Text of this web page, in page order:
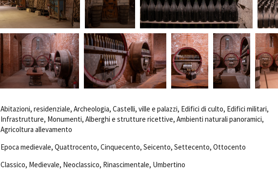
Abitazioni, residenziale, Archeologia, Castelli, ville e palazzi, Edifici di culto, Edifici militari,
Infrastrutture, Monumenti, Alberghi e strutture ricettive, Ambienti naturali panoramici,
Agricoltura allevamento
Epoca medievale, Quattrocento, Cinquecento, Seicento, Settecento, Ottocento
Classico, Medievale, Neoclassico, Rinascimentale, Umbertino